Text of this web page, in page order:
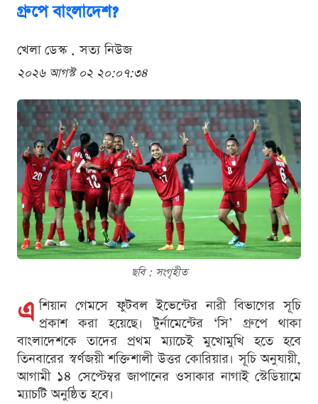
গ্রুপে বাংলাদেশ?
খেলা ডেস্ক . সত্য নিউজ
২০২৬ আগস্ট ০২ ২০:০৭:৩৪
ছবি : সংগৃহীত
এ শিয়ান গেমসে ফুটবল ইভেন্টের নারী বিভাগের সূচি
প্রকাশ করা হয়েছে। টুর্নামেন্টের ‘সি’ গ্রুপে থাকা
বাংলাদেশকে তাদের প্রথম ম্যাচেই মুখোমুখি হতে হবে
তিনবারের স্বর্ণজয়ী শক্তিশালী উত্তর কোরিয়ার। সূচি অনুযায়ী,
আগামী ১৪ সেপ্টেম্বর জাপানের ওসাকার নাগাই স্টেডিয়ামে
ম্যাচটি অনুষ্ঠিত হবে।